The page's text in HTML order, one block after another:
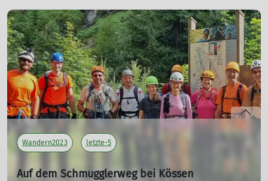
Tourenleiter: Maier Georg
Teilnehmer: 9
mehr erfahren
Wandern2023 letzte-5
Auf dem Schmugglerweg bei Kössen